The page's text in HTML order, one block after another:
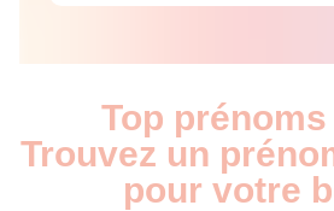
Top prénoms
Trouvez un
pour votre